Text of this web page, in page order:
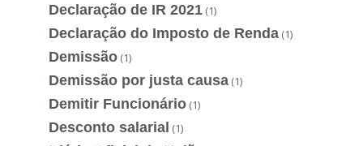
Declaração de IR 2021 (1)
Declaração do Imposto de Renda (1)
Demissão (1)
Demissão por justa causa (1)
Demitir Funcionário (1)
Desconto salarial (1)